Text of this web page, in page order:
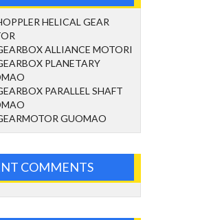
HELICAL GEAR
ALLIANCE MOTORI
PLANETARY
PARALLEL SHAFT
GUOMAO
COMMENTS